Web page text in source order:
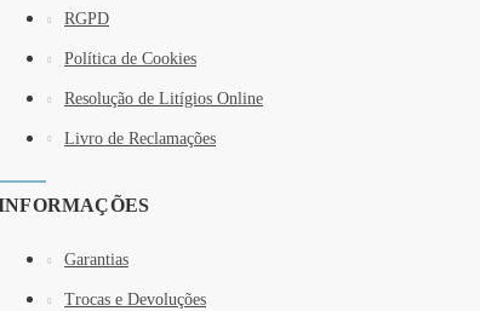
RGPD
Política de Cookies
Resolução de Litígios Online
Livro de Reclamações
Garantias
Trocas e Devoluções